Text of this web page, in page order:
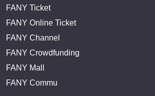
FANY Ticket
FANY Online Ticket
FANY Channel
FANY Crowdfunding
FANY Mall
FANY Commu